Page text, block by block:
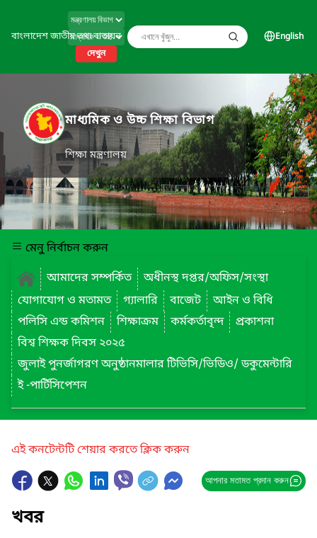
বাংলাদেশ জাতীয় তথ্য বাতায়ন
দেখুন
English
মাধ্যমিক ও উচ্চ শিক্ষা বিভাগ
শিক্ষা মন্ত্রণালয়
মেনু নির্বাচন করুন
আমাদের সম্পর্কিত
অধীনস্থ দপ্তর/অফিস/সংস্থা
যোগাযোগ ও মতামত
গ্যালারি বাজেট
আইন ও বিধি
পলিসি এন্ড কমিশন
শিক্ষাক্রম কর্মকর্তাবৃন্দ
প্রকাশনা
বিশ্ব শিক্ষক দিবস ২০২৫
জুলাই পুনর্জাগরণ অনুষ্ঠানমালার টিভিসি/ভিডিও/ ডকুমেন্টারি
ই -পার্টিসিপেশন
এই কনটেন্টটি শেয়ার করতে ক্লিক করুন
আপনার মতামত প্রদান করুন
খবর